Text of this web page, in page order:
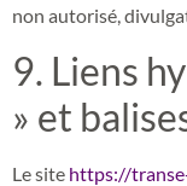
non autorisé,
9. Liens
» et
Le site https://